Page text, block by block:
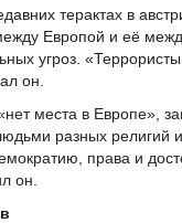
терактах в
Европой и её
угроз.
он.
места в Европе»,
разных религий
права и
он.